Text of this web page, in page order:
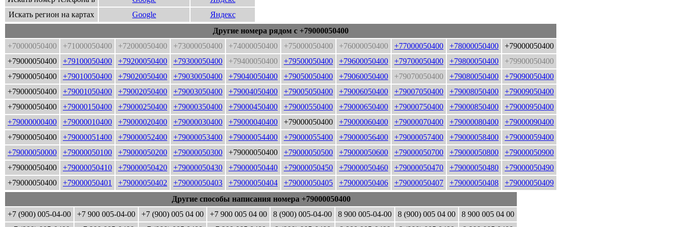
Искать регион на картах
Google
Яндекс
Другие номера рядом с +79000050400
+70000050400
+71000050400 +72000050400 +73000050400 +74000050400 +75000050400 +76000050400 +77000050400 +78000050400
+79000050400
+79000050400
+79100050400 +79200050400 +79300050400 +79400050400 +79500050400 +79600050400 +79700050400 +79800050400
+79900050400
+79000050400
+79010050400 +79020050400 +79030050400 +79040050400 +79050050400 +79060050400 +79070050400 +79080050400
+79090050400
+79000050400
+79001050400 +79002050400 +79003050400 +79004050400 +79005050400 +79006050400 +79007050400 +79008050400
+79009050400
+79000050400
+79000150400 +79000250400 +79000350400 +79000450400 +79000550400 +79000650400 +79000750400 +79000850400
+79000950400
+79000000400
+79000010400 +79000020400 +79000030400 +79000040400 +79000050400 +79000060400 +79000070400 +79000080400
+79000090400
+79000050400
+79000051400 +79000052400 +79000053400 +79000054400 +79000055400 +79000056400 +79000057400 +79000058400
+79000059400
+79000050000
+79000050100 +79000050200 +79000050300 +79000050400 +79000050500 +79000050600 +79000050700 +79000050800
+79000050900
+79000050400
+79000050410 +79000050420 +79000050430 +79000050440 +79000050450 +79000050460 +79000050470 +79000050480
+79000050490
+79000050400
+79000050401 +79000050402 +79000050403 +79000050404 +79000050405 +79000050406 +79000050407 +79000050408
+79000050409
Другие способы написания номера +79000050400
+7 (900) 005-04-00
+7 900 005-04-00 +7 (900) 005 04 00 +7 900 005 04 00 8 (900) 005-04-00 8 900 005-04-00 8 (900) 005 04 00
8 900 005 04 00